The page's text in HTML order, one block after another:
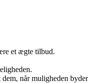
et ægte tilbud.
når muligheden byder